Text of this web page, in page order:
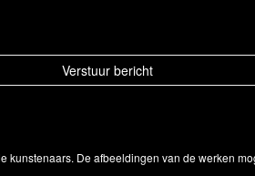
kunstenaars. De afbeeldingen van de werken